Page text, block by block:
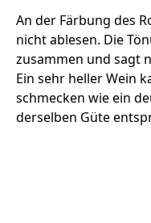
An der Färbung des
nicht ablesen. Die
zusammen und sagt
Ein sehr heller Wein
schmecken wie ein
derselben Güte